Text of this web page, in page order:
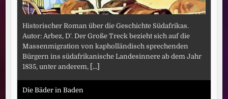
Historischer Roman über die Geschichte Südafrikas.
Autor: Arbez, D'. Der Große Treck bezieht sich auf die
Massenmigration von kapholländisch sprechenden
Bürgern ins südafrikanische Landesinnere ab dem Jahr
1835, unter anderem, [...]
Die Bäder in Baden